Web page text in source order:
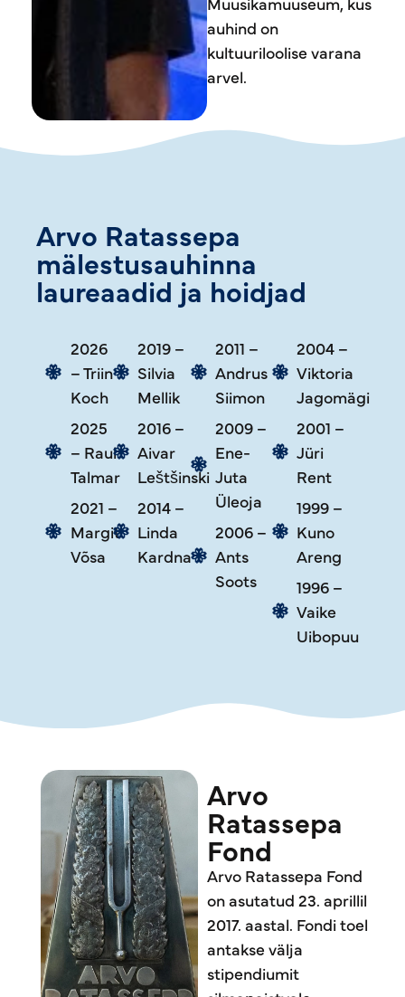
auhind on
kultuuriloolise varana
arvel.
Arvo Ratassepa
mälestusauhinna
laureaadid ja hoidjad
2026
– Triin
Koch
2025
– Raul
Talmar
2021 –
Margit
Võsa
2019 –
Silvia
Mellik
2016 –
Aivar
Leštšinski
2014 –
Linda
Kardna
2011 –
Andrus
Siimon
2009 –
Ene-
Juta
Üleoja
2006 –
Ants
Soots
2004 –
Viktoria
Jagomägi
2001 –
Jüri
Rent
1999 –
Kuno
Areng
1996 –
Vaike
Uibopuu
Arvo
Ratassepa
Fond
Arvo Ratassepa Fond
on asutatud 23. aprillil
2017. aastal. Fondi toel
antakse välja
stipendiumit